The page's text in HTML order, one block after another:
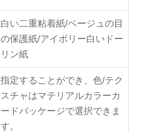
白い二重粘着紙/ベージュの目
の保護紙/アイボリー白いドー
リン紙
指定することができ、色/テク
スチャはマテリアルカラーカ
ードパッケージで選択できま
す。